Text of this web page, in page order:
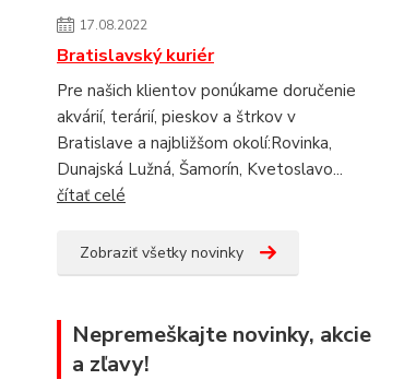
17.08.2022
Bratislavský kuriér
Pre našich klientov ponúkame doručenie
akvárií, terárií, pieskov a štrkov v
Bratislave a najbližšom okolí:Rovinka,
Dunajská Lužná, Šamorín, Kvetoslavo...
čítať celé
Zobraziť všetky novinky
Nepremeškajte novinky, akcie
a zľavy!